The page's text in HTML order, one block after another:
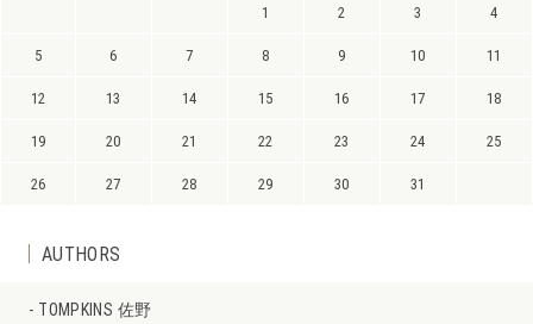
1 2 3 4
5 6 7 8 9 10 11
12 13 14 15 16 17 18
19 20 21 22 23 24 25
26 27 28 29 30 31
AUTHORS
TOMPKINS 佐野